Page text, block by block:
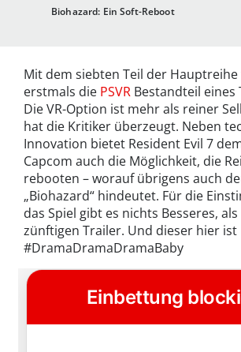
Biohazard: Ein Soft-Reboot
Mit dem siebten Teil der
erstmals die PSVR Bestandteil eines
Die VR-Option ist mehr als reiner
hat die Kritiker überzeugt. Neben
Innovation bietet Resident Evil 7
Capcom auch die Möglichkeit, die
rebooten – worauf übrigens auch
„Biohazard“ hindeutet. Für die
das Spiel gibt es nichts Besseres,
zünftigen Trailer. Und dieser hier ist
#DramaDramaDramaBaby